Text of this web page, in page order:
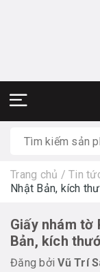
Trang chủ / Tin
Nhật Bản, kích
Giấy nhám tờ
Bản, kích
Đăng bởiVũ Trí